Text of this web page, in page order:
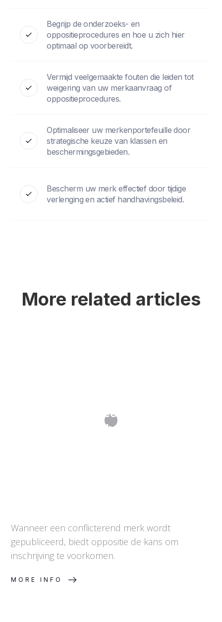
Begrijp de onderzoeks- en
oppositieprocedures en hoe u zich hier
optimaal op voorbereidt.
Vermijd veelgemaakte fouten die leiden tot
weigering van uw merkaanvraag of
oppositieprocedures.
Optimaliseer uw merkenportefeuille door
strategische keuze van klassen en
beschermingsgebieden.
Bescherm uw merk effectief door tijdige
verlenging en actief handhavingsbeleid.
More related articles
Oppositie tegen een merk: wanneer
en hoe?
Wanneer een conflicterend merk wordt
gepubliceerd, biedt oppositie de kans om
inschrijving te voorkomen.
MORE INFO